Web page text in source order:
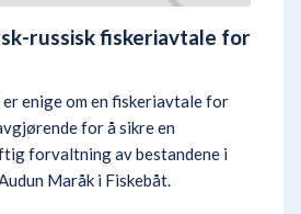
russisk fiskeriavtale for
enige om en fiskeriavtale for
for å sikre en
forvaltning av bestandene i
Maråk i Fiskebåt.